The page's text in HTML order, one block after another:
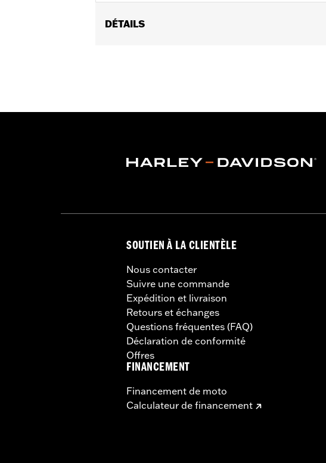
DÉTAILS
SOUTIEN À LA CLIENTÈLE
Nous contacter
Suivre une commande
Expédition et livraison
Retours et échanges
Questions fréquentes (FAQ)
Déclaration de conformité
Offres
FINANCEMENT
Financement de moto
Calculateur de financement